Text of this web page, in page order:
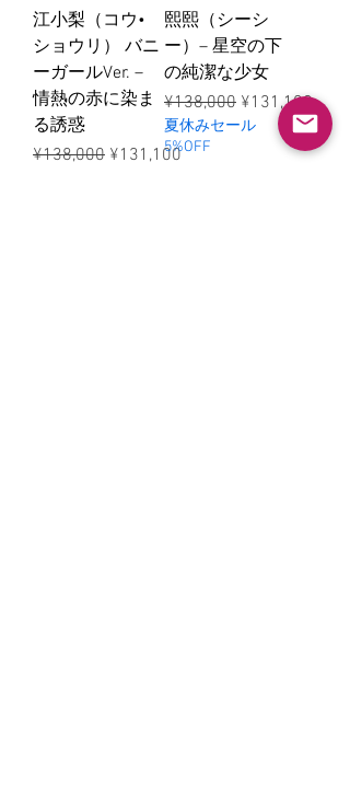
江小梨（コウ•
ショウリ） バニ
ーガールVer. –
情熱の赤に染ま
る誘惑
ราคาปกติ
¥138,000 ราคาขายลด
¥131,100
熙熙（シーシ
ー）– 星空の下
の純潔な少女
ราคาปกติ
¥138,000 ราคาขายลด
¥131,100
夏休みセール
5%OFF